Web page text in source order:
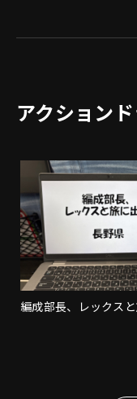
アクション
編成部長、レックス